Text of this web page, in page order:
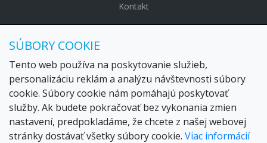
Kontakt
Maldivy.sk je značkou
Sídlo:Lazaretská 29, Bratislava 81109
Email:settour@settour.sk
Telefón: 02 529 279 17, 529 328 68-9
IČO: 36179825
IČ-DPH:SK2020057314
OR SRBratislava I. odd.: Sro, vložka: 29873/V
SÚBORY COOKIE
Tento web používa na poskytovanie služieb,
personalizáciu reklám a analýzu návštevnosti súbory
cookie. Súbory cookie nám pomáhajú poskytovať
služby. Ak budete pokračovať bez vykonania zmien
nastavení, predpokladáme, že chcete z našej webovej
stránky dostávať všetky súbory cookie. Viac informácií